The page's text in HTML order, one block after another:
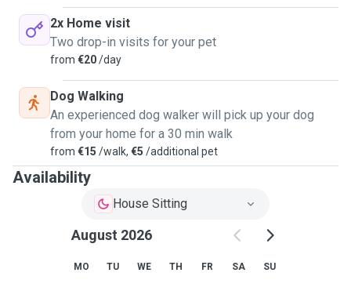
2x Home visit
Two drop-in visits for your pet
from €20/day
Dog Walking
An experienced dog walker will pick up your dog
from your home for a 30 min walk
from €15 /walk, €5 /additional pet
Availability
House Sitting
August 2026
MO TU WE TH FR SA SU